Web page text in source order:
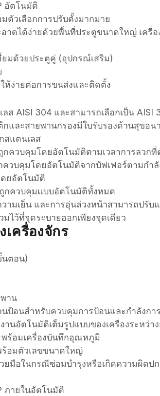
อัตโนมัติ
ตัวเลือกการปรับตั้งมากมาย
าดได้ง่ายด้วยพื้นที่ประตูขนาดใหญ่ เครื่
มด้วยประตูคู่ (อุปกรณ์เสริม)
ห้ง่ายต่อการขนส่งและติดตั้ง
ส AISI 304 และสามารถเลือกเป็น AISI
และสายพานกรองมีใบรับรองด้านสุขอ
สแตนเลส
กควบคุมโดยอัตโนมัติตามเวลาการลวก
ควบคุมโดยอัตโนมัติจากบัฟเฟอร์ตามกำ
ยอัตโนมัติ
กควบคุมแบบอัตโนมัติทั้งหมด
ามเย็น และการอุ่นล่วงหน้าสามารถปรับ
ไว้ที่จุดระบายออกเพียงจุดเดียว
ครื่องจักร
นตอน)
าน
ป้อนสำหรับควบคุมการป้อนและกำลังกา
านอัตโนมัติเต็มรูปแบบของเครื่องระหว่า
ร้อมเครื่องบันทึกอุณหภูมิ
อมตัวเลขขนาดใหญ่
ยมือในกรณีซ่อมบำรุงหรือเกิดความผิดป
ภายในอัตโนมัติ